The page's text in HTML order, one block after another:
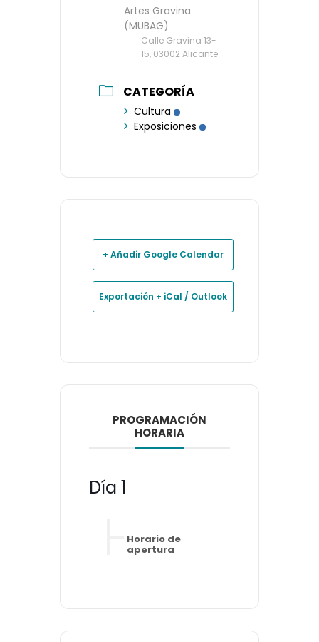
Artes Gravina
(MUBAG)
Calle Gravina 13-
15, 03002 Alicante
CATEGORÍA
Cultura
Exposiciones
+ Añadir Google Calendar
Exportación + iCal / Outlook
PROGRAMACIÓN
HORARIA
Día 1
Horario de
apertura